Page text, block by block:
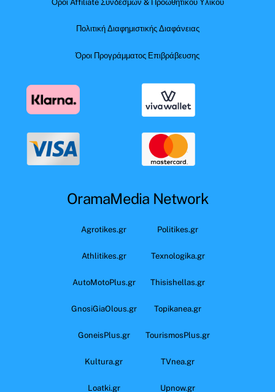
Όροι Affiliate Συνδέσμων & Προωθητικού Υλικού
Πολιτική Διαφημιστικής Διαφάνειας
Όροι Προγράμματος Επιβράβευσης
OramaMedia Network
Agrotikes.gr Politikes.gr
Athlitikes.gr Texnologika.gr
AutoMotoPlus.gr Thisishellas.gr
GnosiGiaOlous.gr Topikanea.gr
GoneisPlus.gr TourismosPlus.gr
Kultura.gr TVnea.gr
Loatki.gr Upnow.gr